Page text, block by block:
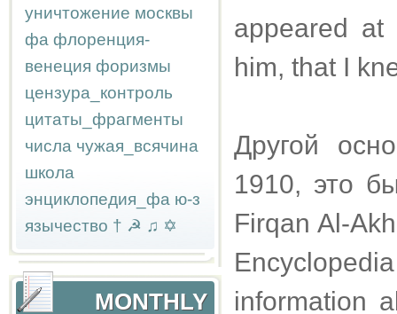
уничтожение москвы
фа флоренция-
венеция форизмы
цензура_контроль
цитаты_фрагменты
числа чужая_всячина
школа
энциклопедия_фа ю-з
язычество † ☭ ♫ ✡
MONTHLY
appeared
him, that I
Другой
1910, это
Firqan Al-
information